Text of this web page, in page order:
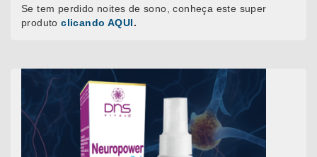
Se tem perdido noites de sono, conheça este super
produto clicando AQUI.